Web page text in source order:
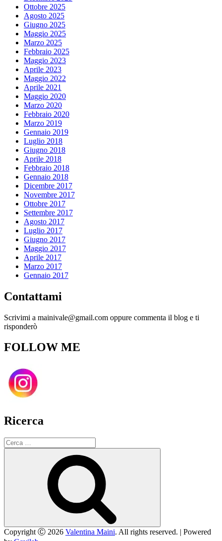
Ottobre 2025
Agosto 2025
Giugno 2025
Maggio 2025
Marzo 2025
Febbraio 2025
Maggio 2023
Aprile 2023
Maggio 2022
Aprile 2021
Maggio 2020
Marzo 2020
Febbraio 2020
Marzo 2019
Gennaio 2019
Luglio 2018
Giugno 2018
Aprile 2018
Febbraio 2018
Gennaio 2018
Dicembre 2017
Novembre 2017
Ottobre 2017
Settembre 2017
Agosto 2017
Luglio 2017
Giugno 2017
Maggio 2017
Aprile 2017
Marzo 2017
Gennaio 2017
Contattami
Scrivimi a mainivale@gmail.com oppure commenta il blog e ti
risponderò
FOLLOW ME
Ricerca
Cerca:
Copyright Ⓒ 2026 Valentina Maini. All rights reserved. | Powered